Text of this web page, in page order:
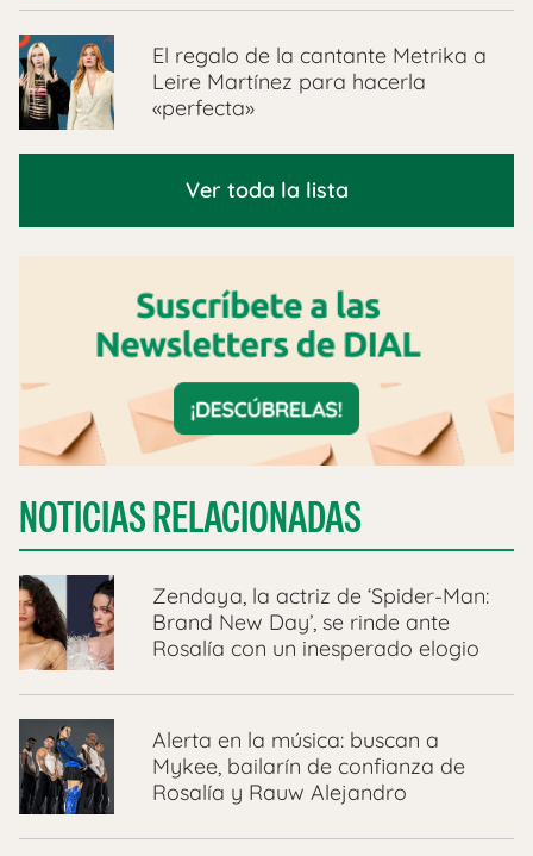
El regalo de la cantante Metrika a
Leire Martínez para hacerla
«perfecta»
Ver toda la lista
NOTICIAS RELACIONADAS
Zendaya, la actriz de ‘Spider-Man:
Brand New Day’, se rinde ante
Rosalía con un inesperado elogio
Alerta en la música: buscan a
Mykee, bailarín de confianza de
Rosalía y Rauw Alejandro